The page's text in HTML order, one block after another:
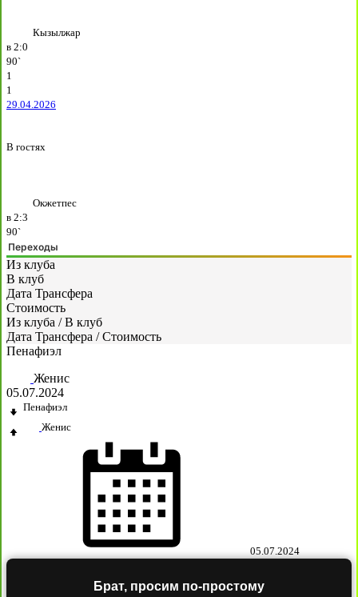
Кызылжар
в 2:0
90`
1
1
29.04.2026
В гостях
Окжетпес
в 2:3
90`
Переходы
Из клуба
В клуб
Дата Трансфера
Стоимость
Из клуба / В клуб
Дата Трансфера / Стоимость
Пенафиэл
Женис
05.07.2024
Пенафиэл
Женис
05.07.2024
Брат, просим по-простому